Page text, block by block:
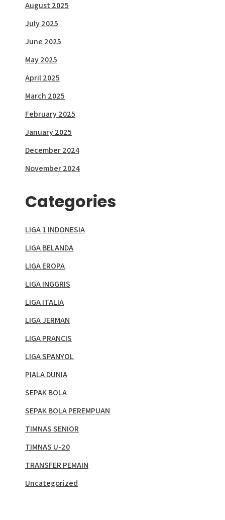
August 2025
July 2025
June 2025
May 2025
April 2025
March 2025
February 2025
January 2025
December 2024
November 2024
Categories
LIGA 1 INDONESIA
LIGA BELANDA
LIGA EROPA
LIGA INGGRIS
LIGA ITALIA
LIGA JERMAN
LIGA PRANCIS
LIGA SPANYOL
PIALA DUNIA
SEPAK BOLA
SEPAK BOLA PEREMPUAN
TIMNAS SENIOR
TIMNAS U-20
TRANSFER PEMAIN
Uncategorized